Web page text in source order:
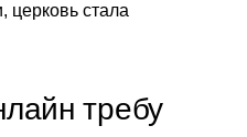
церковь стала
требу